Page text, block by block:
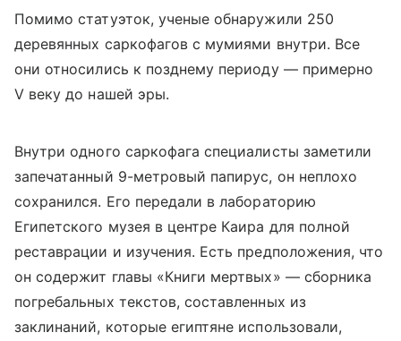
Помимо статуэток, ученыеобнаружили 250
деревянных саркофагов с мумиями внутри. Все
они относились к позднему периоду —примерно
V веку до нашей эры.
Внутри одного саркофага специалисты заметили
запечатанный 9-метровый папирус, он неплохо
сохранился. Его передали в лабораторию
Египетского музея в центре Каира для полной
реставрации и изучения. Есть предположения, что
он содержит главы «Книги мертвых» — сборника
погребальных текстов, составленных из
заклинаний, которые египтяне использовали,